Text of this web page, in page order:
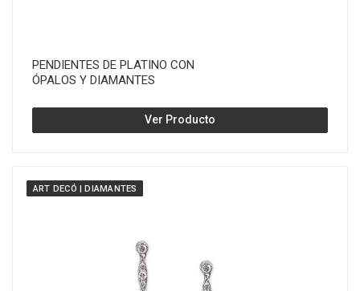
PENDIENTES DE PLATINO CON
ÓPALOS Y DIAMANTES
Ver Producto
ART DECÓ | DIAMANTES